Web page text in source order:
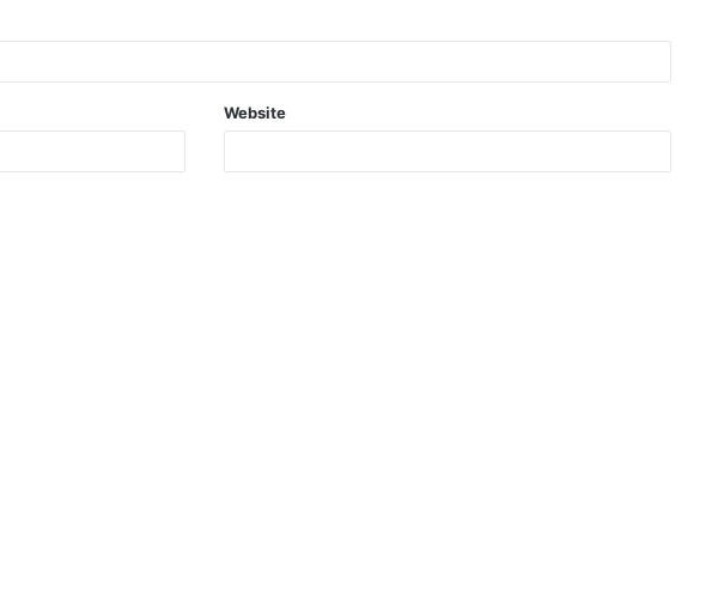
Website